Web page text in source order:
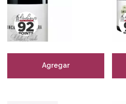
Aceites y destilados
Tipo del producto
Vegano
(32)
Agregar